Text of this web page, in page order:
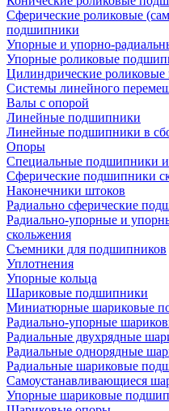
Сферические роликовые
подшипники
Упорные и упорно-
Упорные роликовые
Цилиндрические
Системы линейного
Валы с опорой
Линейные подшипники
Линейные подшипники в
Опоры
Специальные подшипники и
Сферические подшипники
Наконечники штоков
Радиально сферические
Радиально-упорные и
скольжения
Съемники для подшипников
Уплотнения
Упорные кольца
Шариковые подшипники
Миниатюрные шариковые
Радиально-упорные
Радиальные двухрядные
Радиальные однорядные
Радиальные шариковые
Самоустанавливающиеся
Упорные шариковые